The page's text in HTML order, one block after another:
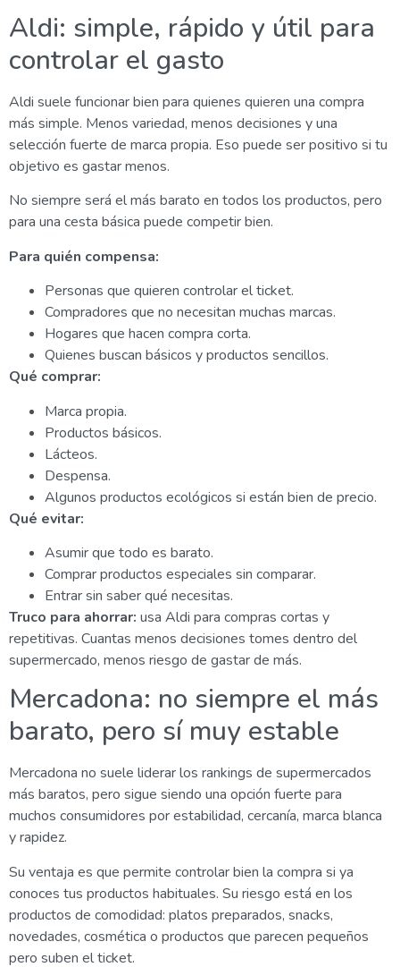
Aldi: simple, rápido y útil para
controlar el gasto
Aldi suele funcionar bien para quienes quieren una compra
más simple. Menos variedad, menos decisiones y una
selección fuerte de marca propia. Eso puede ser positivo si tu
objetivo es gastar menos.
No siempre será el más barato en todos los productos, pero
para una cesta básica puede competir bien.
Para quién compensa:
Personas que quieren controlar el ticket.
Compradores que no necesitan muchas marcas.
Hogares que hacen compra corta.
Quienes buscan básicos y productos sencillos.
Qué comprar:
Marca propia.
Productos básicos.
Lácteos.
Despensa.
Algunos productos ecológicos si están bien de precio.
Qué evitar:
Asumir que todo es barato.
Comprar productos especiales sin comparar.
Entrar sin saber qué necesitas.
Truco para ahorrar: usa Aldi para compras cortas y
repetitivas. Cuantas menos decisiones tomes dentro del
supermercado, menos riesgo de gastar de más.
Mercadona: no siempre el más
barato, pero sí muy estable
Mercadona no suele liderar los rankings de supermercados
más baratos, pero sigue siendo una opción fuerte para
muchos consumidores por estabilidad, cercanía, marca blanca
y rapidez.
Su ventaja es que permite controlar bien la compra si ya
conoces tus productos habituales. Su riesgo está en los
productos de comodidad: platos preparados, snacks,
novedades, cosmética o productos que parecen pequeños
pero suben el ticket.